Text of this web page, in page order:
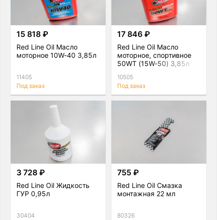
15 818 ₽
Red Line Oil Масло
моторное 10W-40 3,85л
11405
Под заказ
17 846 ₽
Red Line Oil Масло
моторное, спортивное
50WT (15W-50) 3,85л
10505
Под заказ
3 728 ₽
Red Line Oil Жидкость
ГУР 0,95л
30404
755 ₽
Red Line Oil Смазка
монтажная 22 мл
80326